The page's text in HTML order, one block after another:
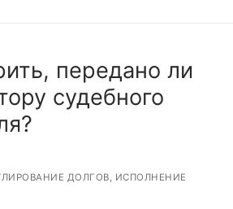
передано ли
судебного
ДОЛГОВ, ИСПОЛНЕНИЕ